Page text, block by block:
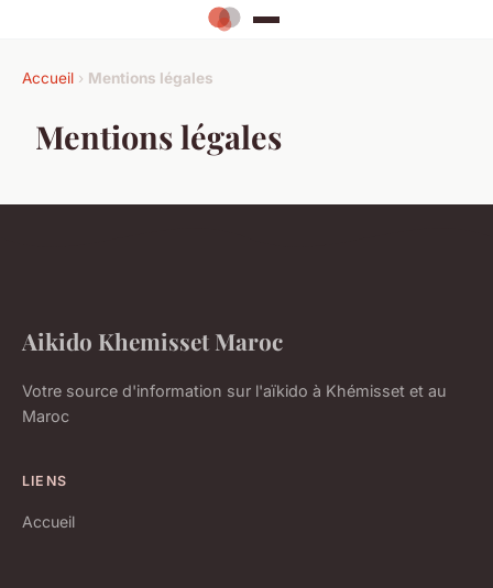
Accueil › Mentions légales
Mentions légales
Aikido Khemisset Maroc
Votre source d'information sur l'aïkido à Khémisset et au
Maroc
LIENS
Accueil